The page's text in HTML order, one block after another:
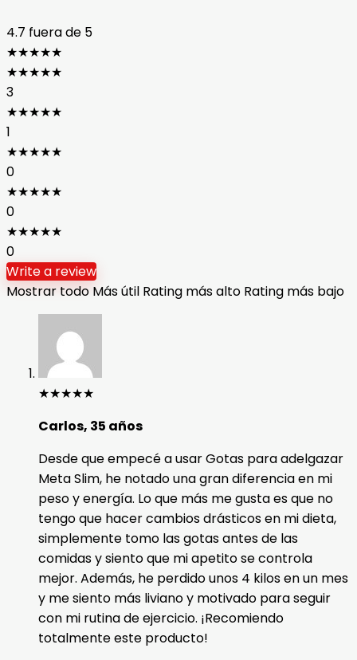
4.7 fuera de 5
★★★★★
★★★★★
3
★★★★★
1
★★★★★
0
★★★★★
0
★★★★★
0
Write a review
Mostrar todo Más útil Rating más alto Rating más bajo
★★★★★
Carlos, 35 años
Desde que empecé a usar Gotas para adelgazar
Meta Slim, he notado una gran diferencia en mi
peso y energía. Lo que más me gusta es que no
tengo que hacer cambios drásticos en mi dieta,
simplemente tomo las gotas antes de las
comidas y siento que mi apetito se controla
mejor. Además, he perdido unos 4 kilos en un mes
y me siento más liviano y motivado para seguir
con mi rutina de ejercicio. ¡Recomiendo
totalmente este producto!